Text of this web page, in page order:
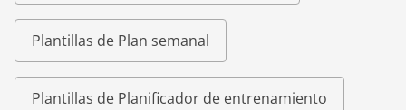
Plantillas de Plan semanal
Plantillas de Planificador de entrenamiento